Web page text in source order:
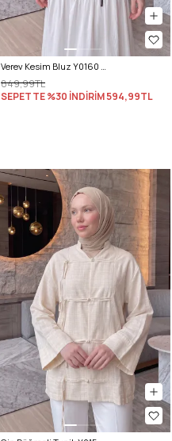
Verev Kesim Bluz Y0160 - ACI KAHVE
849,99TL
SEPETTE %30 İNDİRİM594,99TL